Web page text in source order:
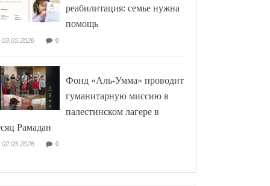
реабилитация: семье нужна
помощь
03.05.2026 0
Фонд «Аль-Умма» проводит
гуманитарную миссию в
палестинском лагере в
Рамадан
02.03.2026 0